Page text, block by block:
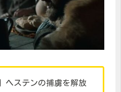
ヘステンの捕虜を解放